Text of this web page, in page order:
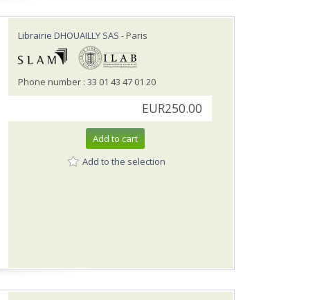
Librairie DHOUAILLY SAS - Paris
Phone number : 33 01 43 47 01 20
EUR250.00
Add to cart
Add to the selection